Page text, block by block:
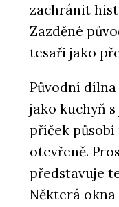
zachránit
Zazděné
tesaři jako
Původní
jako kuchyň
příček
otevřeně.
představuje
Některá